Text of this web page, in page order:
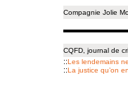
Compagnie Jolie
CQFD, journal de
::Les lendemains
::La justice qu’on